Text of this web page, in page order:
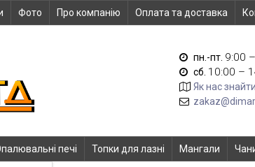
Фото Про компанію Оплата та доставка
пн.-пт. 9:00
сб. 10:00 –
Як нас знайти
печі Топки для лазні Мангали